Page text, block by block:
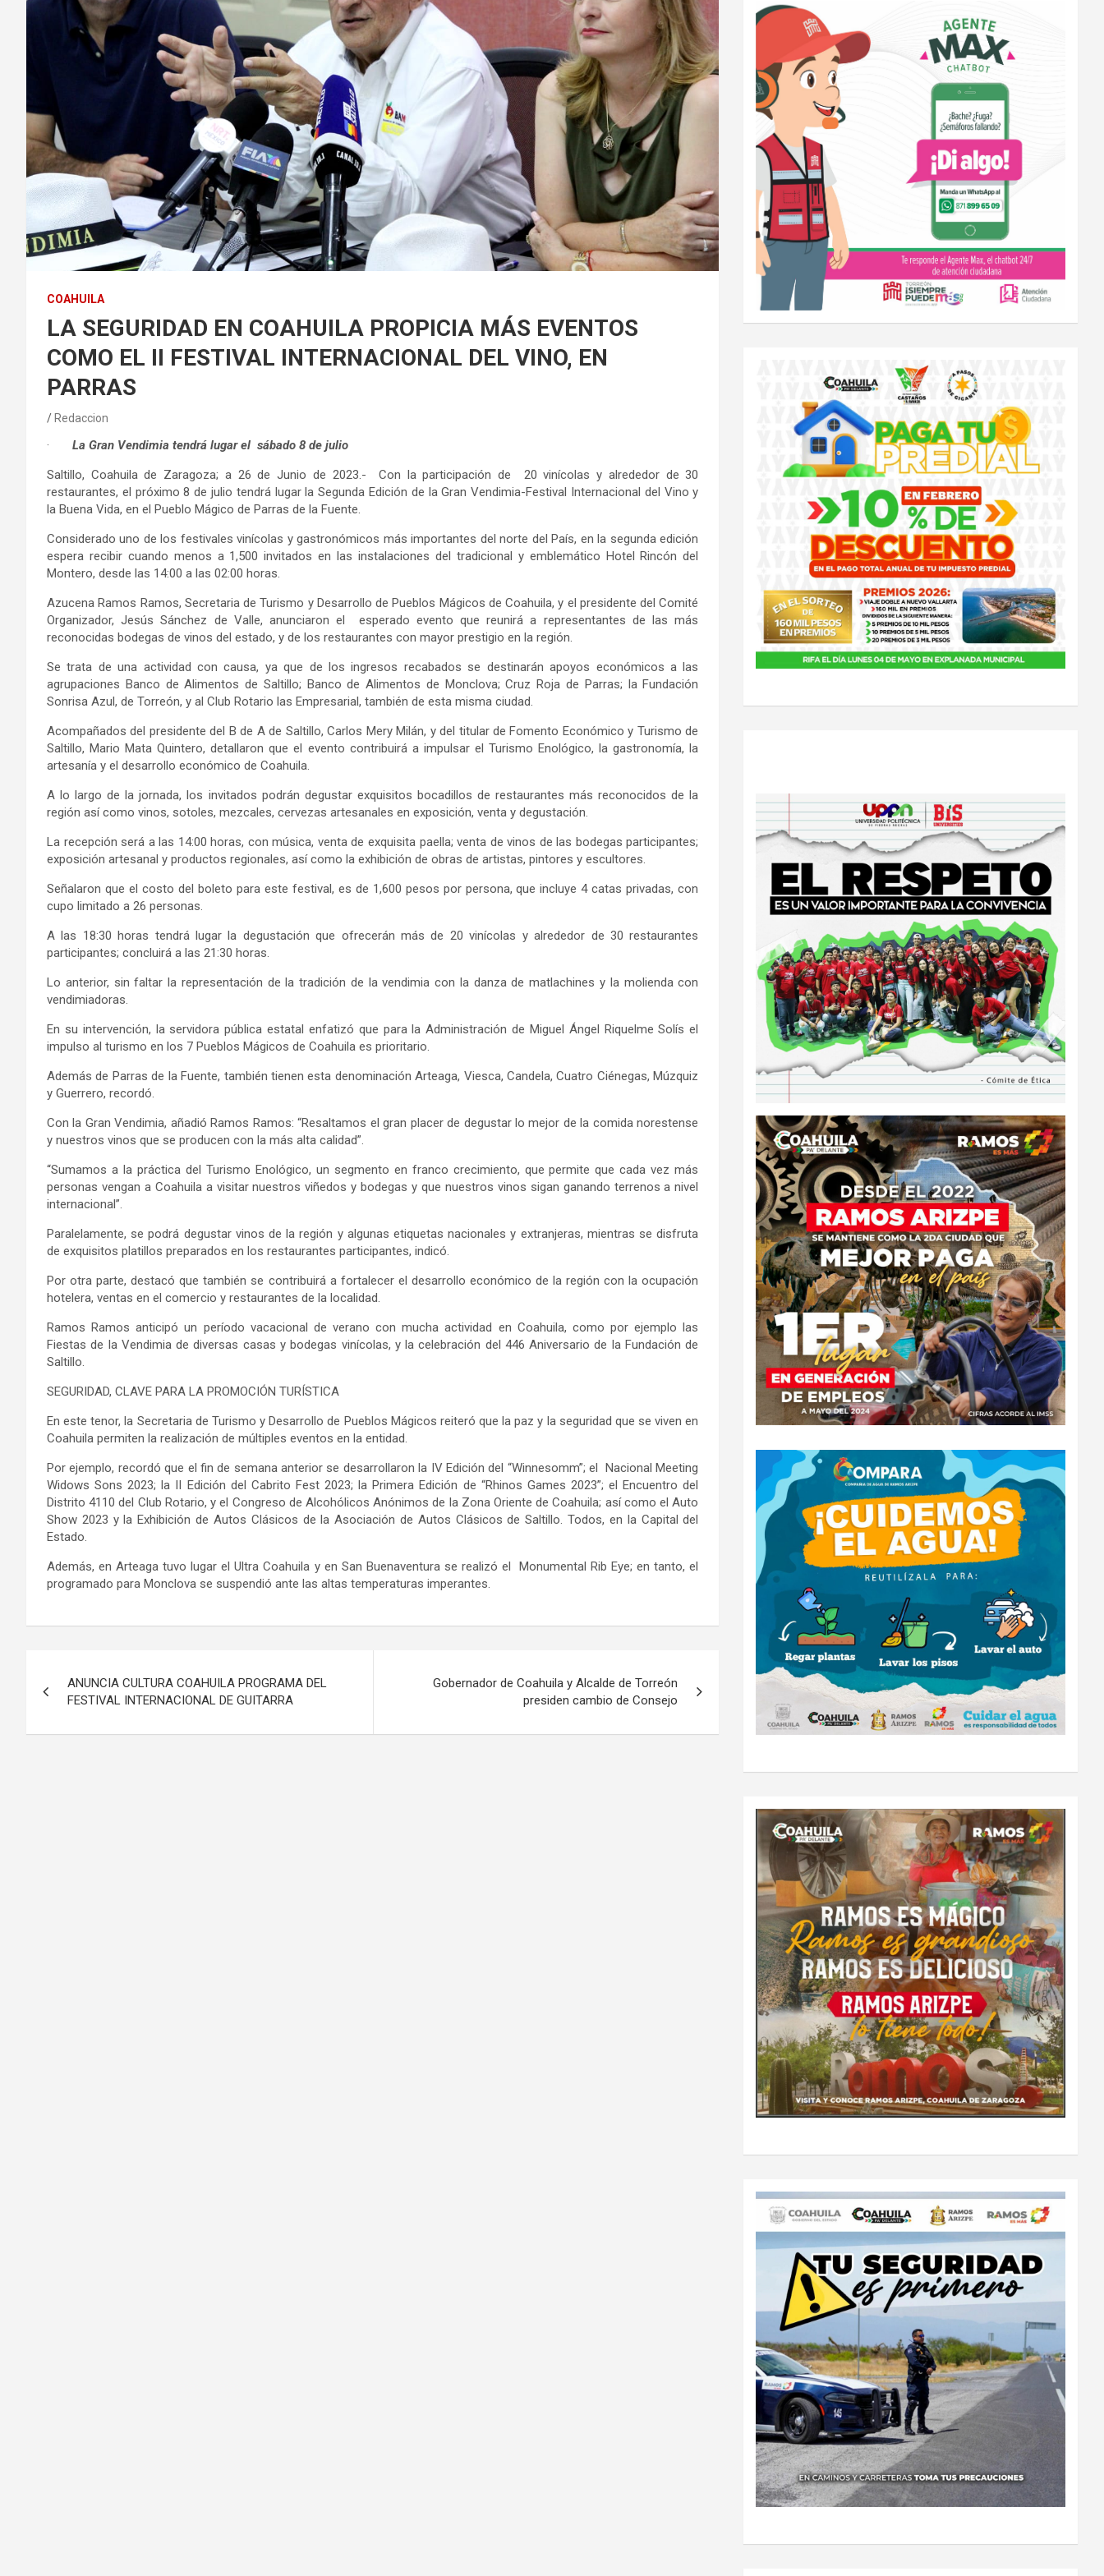
COAHUILA
LA SEGURIDAD EN COAHUILA PROPICIA MÁS EVENTOS
COMO EL II FESTIVAL INTERNACIONAL DEL VINO, EN
PARRAS
Redaccion
·
La Gran Vendimia tendrá lugar el sábado 8 de julio
Saltillo, Coahuila de Zaragoza; a 26 de Junio de 2023.- Con la participación de 20 vinícolas y alrededor de 30
restaurantes, el próximo 8 de julio tendrá lugar la Segunda Edición de la Gran Vendimia-Festival Internacional del Vino y
la Buena Vida, en el Pueblo Mágico de Parras de la Fuente.
Considerado uno de los festivales vinícolas y gastronómicos más importantes del norte del País, en la segunda edición
espera recibir cuando menos a 1,500 invitados en las instalaciones del tradicional y emblemático Hotel Rincón del
Montero, desde las 14:00 a las 02:00 horas.
Azucena Ramos Ramos, Secretaria de Turismo y Desarrollo de Pueblos Mágicos de Coahuila, y el presidente del Comité
Organizador, Jesús Sánchez de Valle, anunciaron el esperado evento que reunirá a representantes de las más
reconocidas bodegas de vinos del estado, y de los restaurantes con mayor prestigio en la región.
Se trata de una actividad con causa, ya que de los ingresos recabados se destinarán apoyos económicos a las
agrupaciones Banco de Alimentos de Saltillo; Banco de Alimentos de Monclova; Cruz Roja de Parras; la Fundación
Sonrisa Azul, de Torreón, y al Club Rotario las Empresarial, también de esta misma ciudad.
Acompañados del presidente del B de A de Saltillo, Carlos Mery Milán, y del titular de Fomento Económico y Turismo de
Saltillo, Mario Mata Quintero, detallaron que el evento contribuirá a impulsar el Turismo Enológico, la gastronomía, la
artesanía y el desarrollo económico de Coahuila.
A lo largo de la jornada, los invitados podrán degustar exquisitos bocadillos de restaurantes más reconocidos de la
región así como vinos, sotoles, mezcales, cervezas artesanales en exposición, venta y degustación.
La recepción será a las 14:00 horas, con música, venta de exquisita paella; venta de vinos de las bodegas participantes;
exposición artesanal y productos regionales, así como la exhibición de obras de artistas, pintores y escultores.
Señalaron que el costo del boleto para este festival, es de 1,600 pesos por persona, que incluye 4 catas privadas, con
cupo limitado a 26 personas.
A las 18:30 horas tendrá lugar la degustación que ofrecerán más de 20 vinícolas y alrededor de 30 restaurantes
participantes; concluirá a las 21:30 horas.
Lo anterior, sin faltar la representación de la tradición de la vendimia con la danza de matlachines y la molienda con
vendimiadoras.
En su intervención, la servidora pública estatal enfatizó que para la Administración de Miguel Ángel Riquelme Solís el
impulso al turismo en los 7 Pueblos Mágicos de Coahuila es prioritario.
Además de Parras de la Fuente, también tienen esta denominación Arteaga, Viesca, Candela, Cuatro Ciénegas, Múzquiz
y Guerrero, recordó.
Con la Gran Vendimia, añadió Ramos Ramos: “Resaltamos el gran placer de degustar lo mejor de la comida norestense
y nuestros vinos que se producen con la más alta calidad”.
“Sumamos a la práctica del Turismo Enológico, un segmento en franco crecimiento, que permite que cada vez más
personas vengan a Coahuila a visitar nuestros viñedos y bodegas y que nuestros vinos sigan ganando terrenos a nivel
internacional”.
Paralelamente, se podrá degustar vinos de la región y algunas etiquetas nacionales y extranjeras, mientras se disfruta
de exquisitos platillos preparados en los restaurantes participantes, indicó.
Por otra parte, destacó que también se contribuirá a fortalecer el desarrollo económico de la región con la ocupación
hotelera, ventas en el comercio y restaurantes de la localidad.
Ramos Ramos anticipó un período vacacional de verano con mucha actividad en Coahuila, como por ejemplo las
Fiestas de la Vendimia de diversas casas y bodegas vinícolas, y la celebración del 446 Aniversario de la Fundación de
Saltillo.
SEGURIDAD, CLAVE PARA LA PROMOCIÓN TURÍSTICA
En este tenor, la Secretaria de Turismo y Desarrollo de Pueblos Mágicos reiteró que la paz y la seguridad que se viven en
Coahuila permiten la realización de múltiples eventos en la entidad.
Por ejemplo, recordó que el fin de semana anterior se desarrollaron la IV Edición del “Winnesomm”; el Nacional Meeting
Widows Sons 2023; la II Edición del Cabrito Fest 2023; la Primera Edición de “Rhinos Games 2023”; el Encuentro del
Distrito 4110 del Club Rotario, y el Congreso de Alcohólicos Anónimos de la Zona Oriente de Coahuila; así como el Auto
Show 2023 y la Exhibición de Autos Clásicos de la Asociación de Autos Clásicos de Saltillo. Todos, en la Capital del
Estado.
Además, en Arteaga tuvo lugar el Ultra Coahuila y en San Buenaventura se realizó el Monumental Rib Eye; en tanto, el
programado para Monclova se suspendió ante las altas temperaturas imperantes.
de
entradas
ANUNCIA CULTURA COAHUILA PROGRAMA DEL
FESTIVAL INTERNACIONAL DE GUITARRA
Gobernador de Coahuila y Alcalde de Torreón
presiden cambio de Consejo